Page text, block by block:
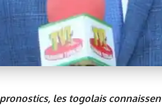
les togolais